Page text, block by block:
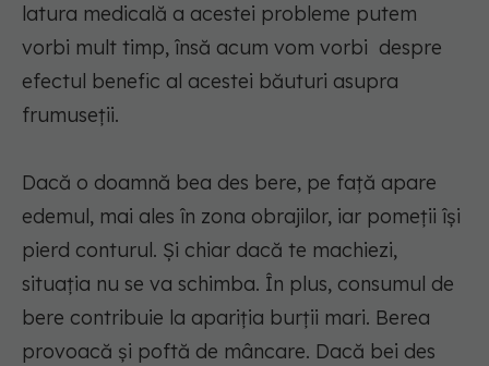
latura medicală a acestei probleme putem
vorbi mult timp, însă acum vom vorbi despre
efectul benefic al acestei băuturi asupra
frumuseții.
Dacă o doamnă bea des bere, pe față apare
edemul, mai ales în zona obrajilor, iar pomeții își
pierd conturul. Și chiar dacă te machiezi,
situația nu se va schimba. În plus, consumul de
bere contribuie la apariția burții mari. Berea
provoacă și poftă de mâncare. Dacă bei des